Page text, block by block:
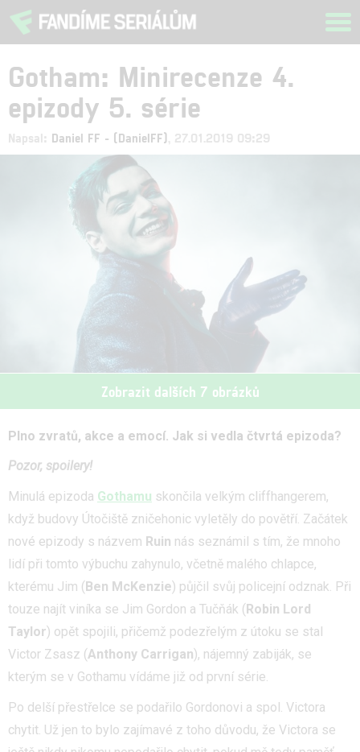
Gotham: Minirecenze 4.
epizody 5. série
Napsal: Daniel FF - (DanielFF) , 27.01.2019 09:29
Zobrazit dalších 7 obrázků
Plno zvratů, akce a emocí. Jak si vedla čtvrtá epizoda?
Pozor, spoilery!
Minulá epizoda Gothamu skončila velkým cliffhangerem,
když budovy Útočiště zničehonic vyletěly do povětří. Začátek
nové epizody s názvem Ruin nás seznámil s tím, že mnoho
lidí při tomto výbuchu zahynulo, včetně malého chlapce,
kterému Jim ( Ben McKenzie) půjčil svůj policejní odznak. Při
touze najít viníka se Jim Gordon a Tučňák ( Robin Lord
Taylor) opět spojili, přičemž podezřelým z útoku se stal
Victor Zsasz (Anthony Carrigan), nájemný zabiják, se
kterým se v Gothamu vídáme již od první série.
Po delší přestřelce se podařilo Gordonovi a spol. Victora
chytit. Už jen to bylo zajímavé z toho důvodu, že Victora se